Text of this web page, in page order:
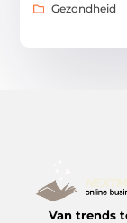
Gezondheid
Van trends